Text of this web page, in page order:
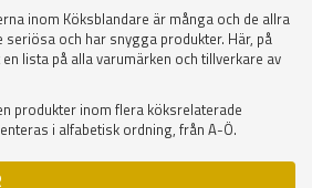
inom Köksblandare är många och de allra
och har snygga produkter. Här, på
lista på alla varumärken och tillverkare av
produkter inom flera köksrelaterade
i alfabetisk ordning, från A-Ö.